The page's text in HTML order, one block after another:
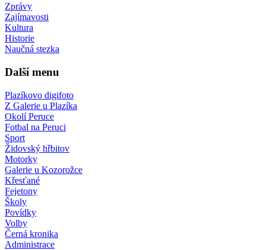
Zprávy
Zajímavosti
Kultura
Historie
Naučná stezka
Další menu
Plazíkovo digifoto
Z Galerie u Plazíka
Okolí Peruce
Fotbal na Peruci
Sport
Židovský hřbitov
Motorky
Galerie u Kozorožce
Křesťané
Fejetony
Školy
Povídky
Volby
Černá kronika
Administrace